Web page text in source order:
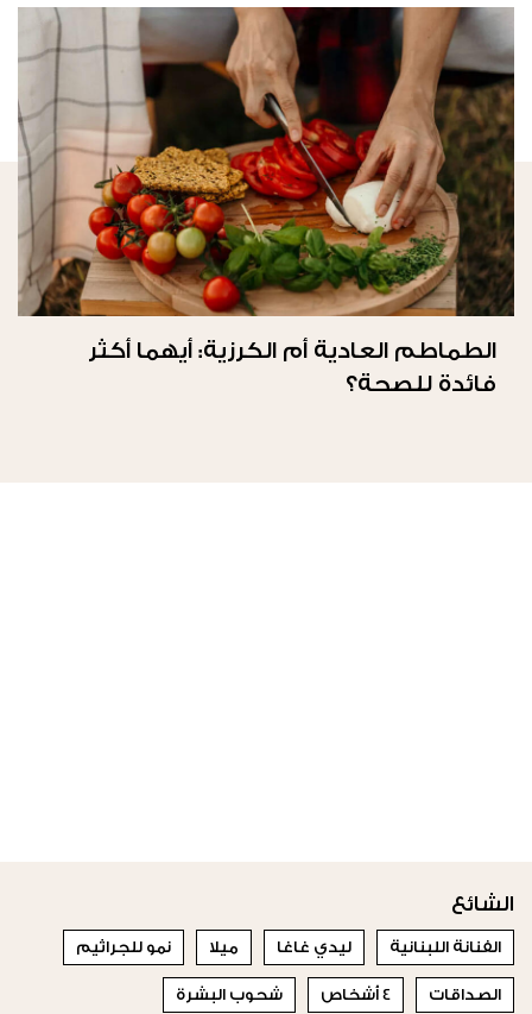
الطماطم العادية أم الكرزية: أيهما أكثر
فائدة للصحة؟
الشائع
الفنانة اللبنانية ليدي غاغا ميلا نمو للجراثيم
الصداقات 4 أشخاص شحوب البشرة